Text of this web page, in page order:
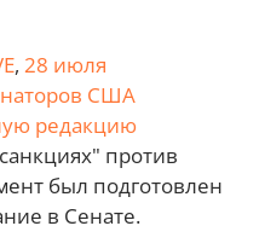
, 28 июля
США
редакцию
против
был подготовлен
в Сенате.